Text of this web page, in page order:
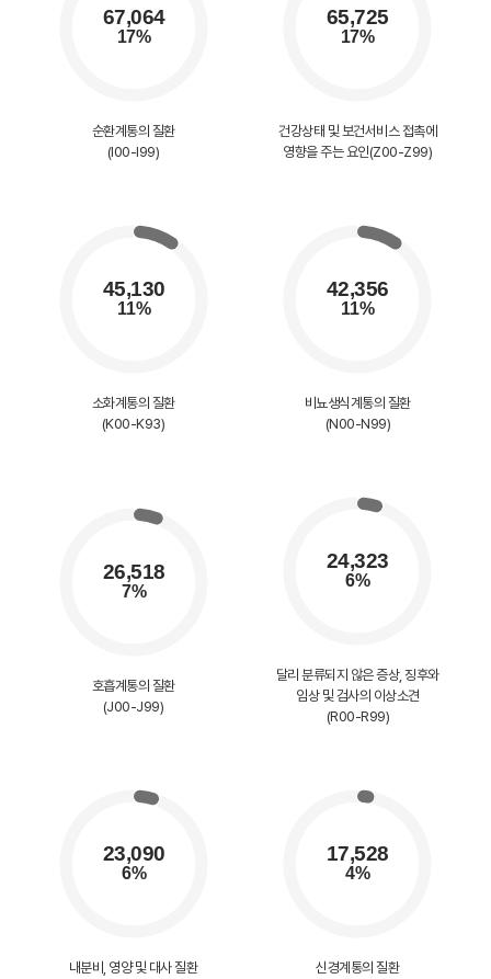
순환계통의 질환
(I00-I99)
건강상태 및 보건서비스 접촉에
영향을 주는 요인(Z00-Z99)
소화계통의 질환
(K00-K93)
비뇨생식계통의 질환
(N00-N99)
호흡계통의 질환
(J00-J99)
달리 분류되지 않은 증상, 징후와
임상 및 검사의 이상소견
(R00-R99)
내분비, 영양 및 대사 질환
신경계통의 질환